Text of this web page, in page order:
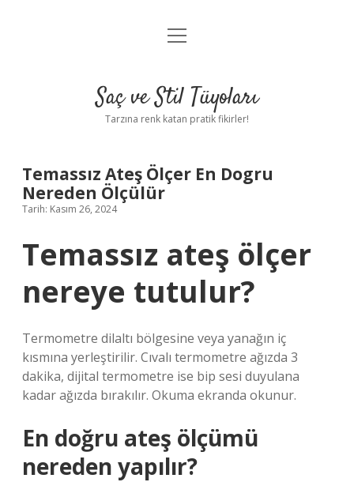
Anasayfa
Yasal Uyarı
menüyü
Saç ve Stil Tüyoları
Tarzına renk katan pratik fikirler!
Temassız Ateş Ölçer En Dogru
Nereden Ölçülür
Tarih: Kasım 26, 2024
Temassız ateş ölçer
nereye tutulur?
Termometre dilaltı bölgesine veya yanağın iç
kısmına yerleştirilir. Cıvalı termometre ağızda 3
dakika, dijital termometre ise bip sesi duyulana
kadar ağızda bırakılır. Okuma ekranda okunur.
En doğru ateş ölçümü
nereden yapılır?